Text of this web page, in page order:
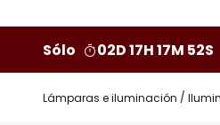
Sólo 02D 17H 17M 51S
Lámparas e iluminación